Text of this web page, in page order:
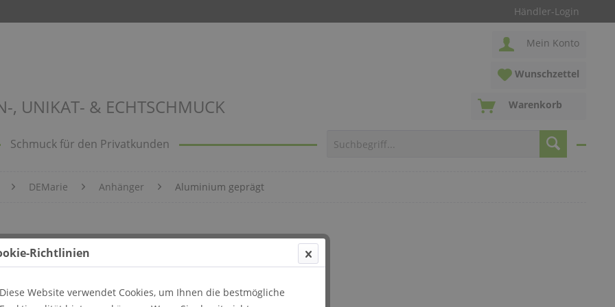
Händler-Login
, UNIKAT- & ECHTSCHMUCK
Mein Konto
Wunschzettel
Warenkorb
Schmuck für den Privatkunden
DEMarie Anhänger Aluminium geprägt
502
Richtlinien
Diese Website verwendet Cookies, um Ihnen die bestmögliche